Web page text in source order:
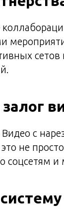
с
не просто
соцсетям